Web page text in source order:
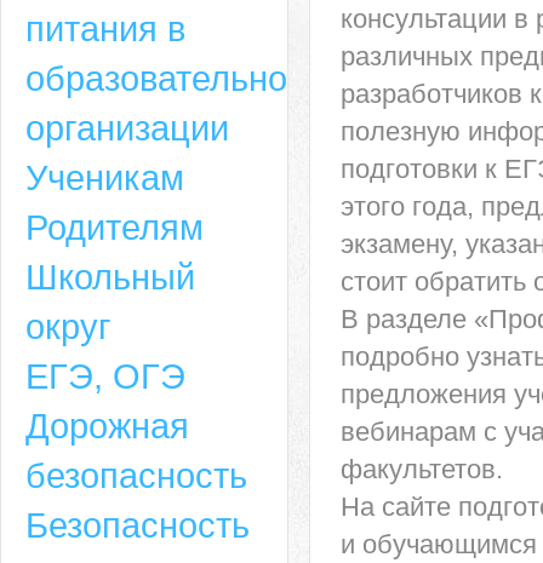
консультации
различных
разработчиков
полезную
подготовки к
этого года,
экзамену,
стоит
В разделе
подробно
предложения
вебинарам с
факультетов.
На сайте
и обучающимся
питания в
образовательной
организации
Ученикам
Родителям
Школьный
округ
ЕГЭ, ОГЭ
Дорожная
безопасность
Безопасность